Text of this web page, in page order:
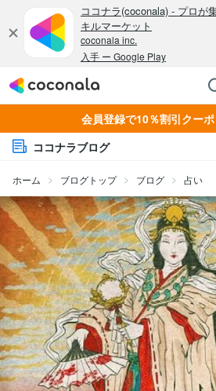
会員登録で10％割引クーポ
ココナラブログ
ホーム ブログトップ ブログ 占い